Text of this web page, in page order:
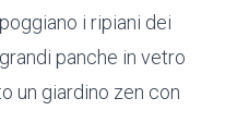
i ripiani dei
panche in vetro
un giardino zen con